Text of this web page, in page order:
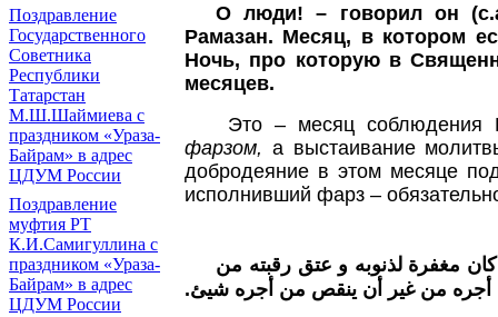
Поздравление
Государственного
Советника
Республики
Татарстан
М.Ш.Шаймиева с
праздником «Ураза-
Байрам» в адрес
ЦДУМ России
Поздравление
муфтия РТ
К.И.Самигуллина с
праздником «Ураза-
Байрам» в адрес
ЦДУМ России
О люди! – говорил он
Рамазан. Месяц, в котором
Ночь, про которую в
месяцев.
Это – месяц соблюдения
фарзом, а выстаивание
добродеяние в этом месяце
исполнивший фарз –
مغفرة لذنوبه و عتق رقبته من
أجره من غير أن ينقص من أجره شيئ.